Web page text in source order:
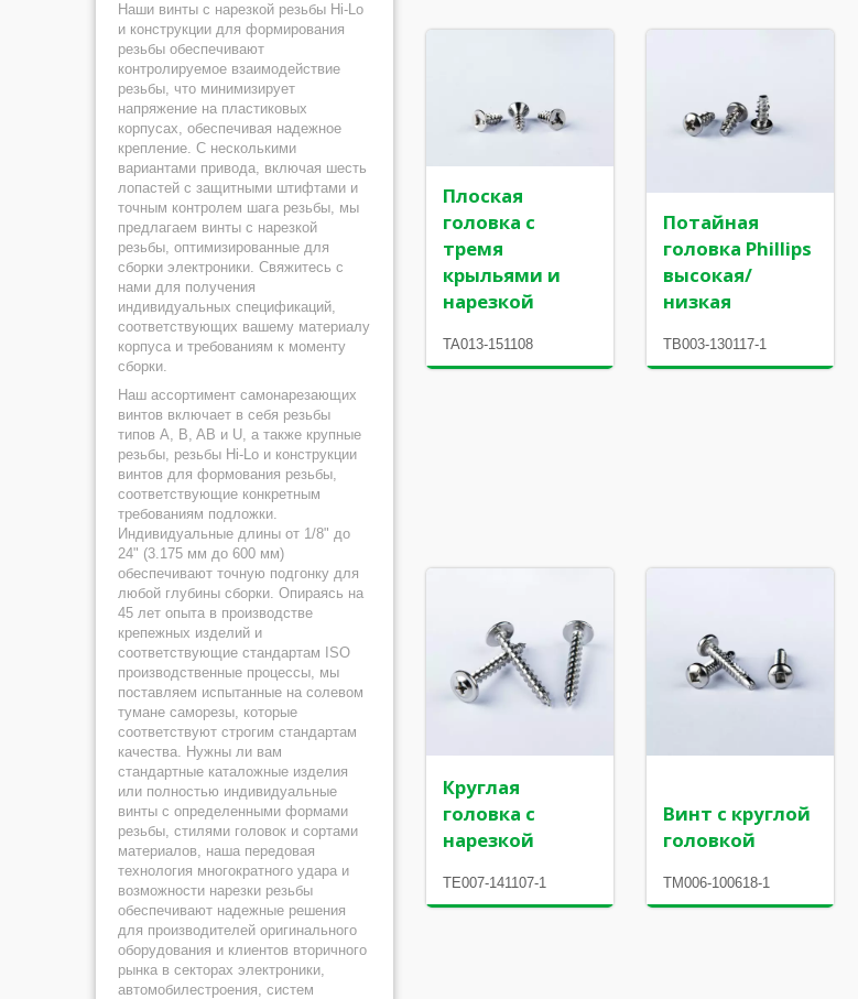
Наши винты с нарезкой резьбы Hi-Lo
и конструкции для формирования
резьбы обеспечивают
контролируемое взаимодействие
резьбы, что минимизирует
напряжение на пластиковых
корпусах, обеспечивая надежное
крепление. С несколькими
вариантами привода, включая шесть
лопастей с защитными штифтами и
точным контролем шага резьбы, мы
предлагаем винты с нарезкой
резьбы, оптимизированные для
сборки электроники. Свяжитесь с
нами для получения
индивидуальных спецификаций,
соответствующих вашему материалу
корпуса и требованиям к моменту
сборки.
Наш ассортимент самонарезающих
винтов включает в себя резьбы
типов A, B, AB и U, а также крупные
резьбы, резьбы Hi-Lo и конструкции
винтов для формования резьбы,
соответствующие конкретным
требованиям подложки.
Индивидуальные длины от 1/8" до
24" (3.175 мм до 600 мм)
обеспечивают точную подгонку для
любой глубины сборки. Опираясь на
45 лет опыта в производстве
крепежных изделий и
соответствующие стандартам ISO
производственные процессы, мы
поставляем испытанные на солевом
тумане саморезы, которые
соответствуют строгим стандартам
качества. Нужны ли вам
стандартные каталожные изделия
или полностью индивидуальные
винты с определенными формами
резьбы, стилями головок и сортами
материалов, наша передовая
технология многократного удара и
возможности нарезки резьбы
обеспечивают надежные решения
для производителей оригинального
оборудования и клиентов вторичного
рынка в секторах электроники,
автомобилестроения, систем
Плоская
головка с
тремя
крыльями и
нарезкой
TA013-151108
Потайная
головка Phillips
высокая/
низкая
TB003-130117-1
Круглая
головка с
нарезкой
TE007-141107-1
Винт с круглой
головкой
TM006-100618-1